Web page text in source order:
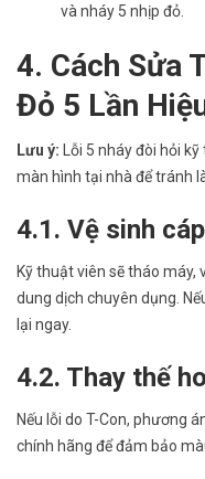
và nháy 5 nhịp đỏ.
4. Cách Sửa
Đỏ 5 Lần
Lưu ý: Lỗi 5 nháy đòi hỏi
màn hình tại nhà để tránh
4.1. Vệ sinh
Kỹ thuật viên sẽ tháo máy,
dung dịch chuyên dụng.
lại ngay.
4.2. Thay thế
Nếu lỗi do T-Con, phương
chính hãng để đảm bảo